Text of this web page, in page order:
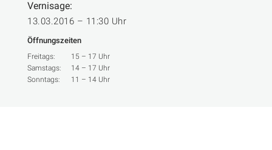
Vernisage:
13.03.2016 – 11:30 Uhr
Öffnungszeiten
Freitags:
Samstags:
Sonntags:
15 – 17 Uhr
14 – 17 Uhr
11 – 14 Uhr